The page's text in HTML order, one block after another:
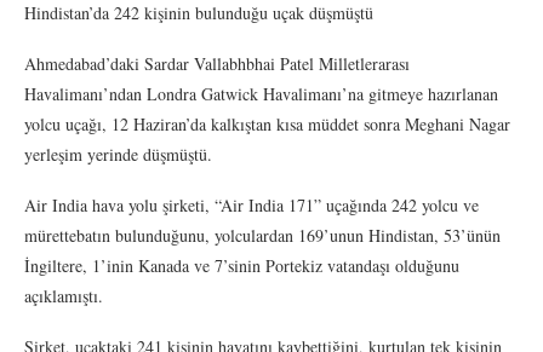
Hindistan’da 242 kişinin bulunduğu uçak düşmüştü
Ahmedabad’daki Sardar Vallabhbhai Patel Milletlerarası
Havalimanı’ndan Londra Gatwick Havalimanı’na gitmeye hazırlanan
yolcu uçağı, 12 Haziran’da kalkıştan kısa müddet sonra Meghani Nagar
yerleşim yerinde düşmüştü.
Air India hava yolu şirketi, “Air India 171” uçağında 242 yolcu ve
mürettebatın bulunduğunu, yolculardan 169’unun Hindistan, 53’ünün
İngiltere, 1’inin Kanada ve 7’sinin Portekiz vatandaşı olduğunu
açıklamıştı.
Şirket, uçaktaki 241 kişinin hayatını kaybettiğini, kurtulan tek kişinin